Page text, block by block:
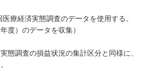
療経済実態調査のデータを使用する。
度）のデータを収集）
調査の損益状況の集計区分と同様に、